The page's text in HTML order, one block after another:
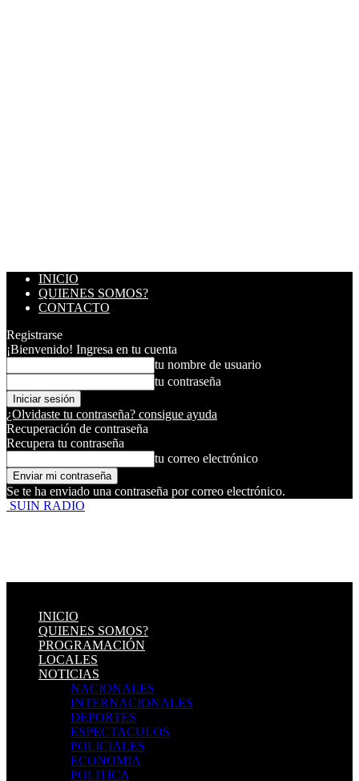
INICIO
QUIENES SOMOS?
CONTACTO
Registrarse
¡Bienvenido! Ingresa en tu cuenta
tu nombre de usuario
tu contraseña
¿Olvidaste tu contraseña? consigue ayuda
Recuperación de contraseña
Recupera tu contraseña
tu correo electrónico
Se te ha enviado una contraseña por correo electrónico.
SUIN RADIO
INICIO
QUIENES SOMOS?
PROGRAMACIÓN
LOCALES
NOTICIAS
NACIONALES
INTERNACIONALES
DEPORTES
ESPECTACULOS
POLICIALES
ECONOMIA
POLITICA